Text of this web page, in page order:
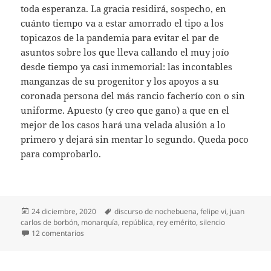
toda esperanza. La gracia residirá, sospecho, en
cuánto tiempo va a estar amorrado el tipo a los
topicazos de la pandemia para evitar el par de
asuntos sobre los que lleva callando el muy joío
desde tiempo ya casi inmemorial: las incontables
manganzas de su progenitor y los apoyos a su
coronada persona del más rancio facherío con o sin
uniforme. Apuesto (y creo que gano) a que en el
mejor de los casos hará una velada alusión a lo
primero y dejará sin mentar lo segundo. Queda poco
para comprobarlo.
Publicado
el
24 diciembre, 2020 Etiquetas
discurso de nochebuena,felipe vi, juan
carlos de borbón, monarquía, república, rey emérito,silencio
12 comentarios